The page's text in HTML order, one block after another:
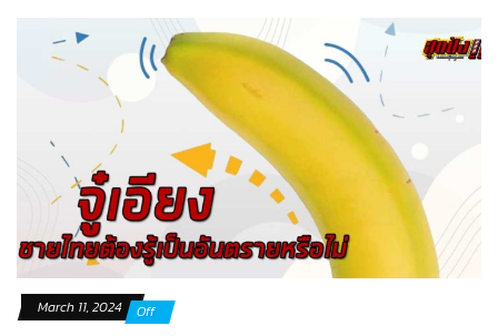
March 11, 2024 Off